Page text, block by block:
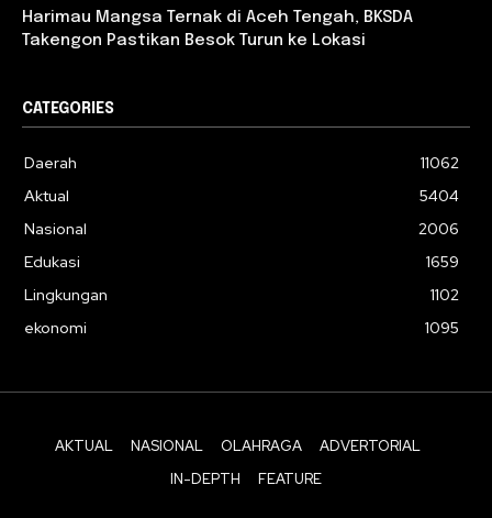
Harimau Mangsa Ternak di Aceh Tengah, BKSDA
Takengon Pastikan Besok Turun ke Lokasi
CATEGORIES
Daerah
11062
Aktual
5404
Nasional
2006
Edukasi
1659
Lingkungan
1102
ekonomi
1095
AKTUAL NASIONAL OLAHRAGA
ADVERTORIAL
IN-DEPTH
FEATURE